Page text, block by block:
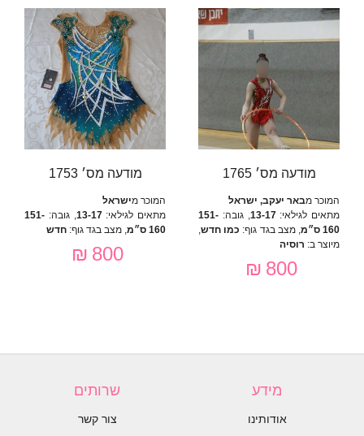
מודעה מס׳ 1765
המוכר מבאר יעקב, ישראל
מתאים לגילאי:13-17, גובה: 151-
160 ס״מ
, מצב בגד גוף: כמו חדש,
מיוצר ב: רוסיה
800 ₪
מודעה מס׳ 1753
המוכר מישראל
מתאים לגילאי:13-17, גובה: 151-
160 ס״מ
, מצב בגד גוף: חדש
800 ₪
מידע
אודותינו
שרותים
צור קשר